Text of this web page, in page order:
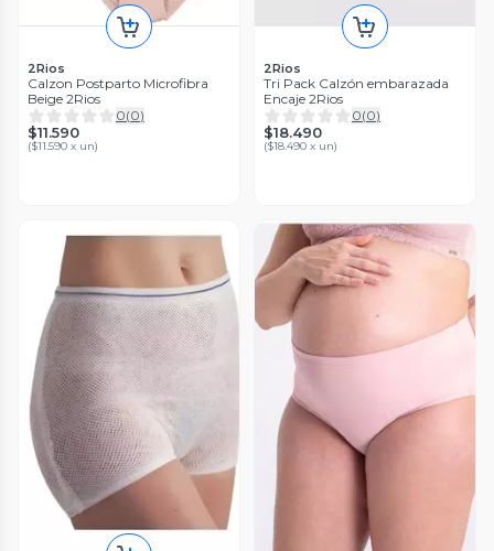
2Rios
Calzon Postparto Microfibra
Beige 2Rios
0(0)
$11.590
($11.590 x un)
2Rios
Tri Pack Calzón embarazada
Encaje 2Rios
0(0)
$18.490
($18.490 x un)